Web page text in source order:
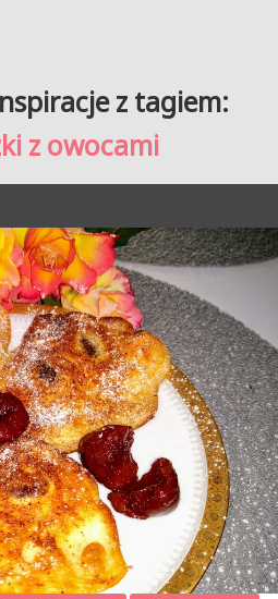
z tagiem:
z owocami